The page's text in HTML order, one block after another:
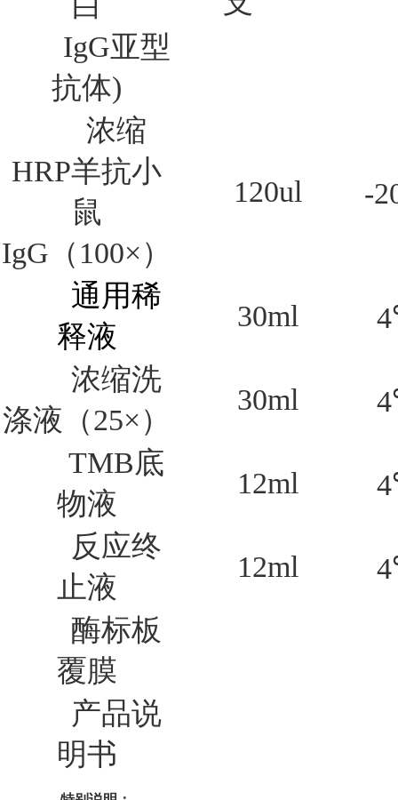
IgG亚型
抗体)
浓缩
HRP羊抗小
鼠
IgG（100×）
120ul -
通用稀
释液
30ml 4
浓缩洗
涤液（25×）
30ml 4
TMB底
物液
12ml 4
反应终
止液
12ml 4
酶标板
覆膜
产品说
明书